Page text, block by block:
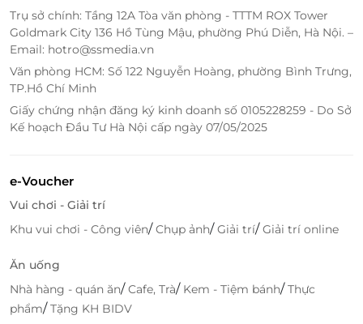
Tiết kiệm chi phí vé vào cổng nhờ ưu đãi độc
quyền từ đối tác nổi tiếng.
Xác nhận vé nhanh chóng, đặt bất cứ lúc nào mà
không cần xếp hàng đợi lâu.
Nhận e-voucher tiện lợi trên điện thoại, dễ dàng
xuất trình khi đến tham quan.
Cam kết chính sách rõ ràng, đồng hành cùng
nhiều địa điểm giải trí hàng đầu Việt Nam.
Sẵn sàng chạm vào “bầu trời Hà Nội”?
Đừng chần chừ để cơ hội ngắm nhìn Hà Nội từ đài
quan sát cao nhất bỏ lỡ qua tay! Đặt vé Đài Quan Sát
Lotte Hà Nội Sky trên
Trụ sở chính: Tầng 12A Tòa văn phòng - TTTM ROX Tower
Goldmark City 136 Hồ Tùng Mậu, phường Phú Diễn, Hà Nội. –
Email: hotro@ssmedia.vn
Văn phòng HCM: Số 122 Nguyễn Hoàng, phường Bình Trưng,
TP.Hồ Chí Minh
Giấy chứng nhận đăng ký kinh doanh số 0105228259 - Do Sở
Kế hoạch Đầu Tư Hà Nội cấp ngày 07/05/2025
e-Voucher
Vui chơi - Giải trí
Khu vui chơi - Công viên/Chụp ảnh/Giải trí/Giải trí online
Ăn uống
Nhà hàng - quán ăn/Cafe, Trà/ Kem - Tiệm bánh/Thực
phẩm/Tặng KH BIDV